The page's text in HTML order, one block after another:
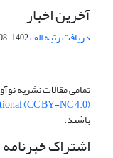
آخرین اخبار
دریافت رتبه الف1402-08-06
تمامی مقالات نشریه
(CC BY-NC 4.0)
باشند.
اشتراک خبرنامه